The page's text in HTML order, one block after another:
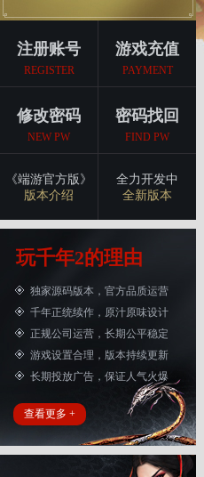
注册账号
REGISTER
游戏充值
PAYMENT
修改密码
NEW PW
密码找回
FIND PW
《端游官方版》
版本介绍
全力开发中
全新版本
玩千年2的理由
独家源码版本，官方品质运营
千年正统续作，原汁原味设计
正规公司运营，长期公平稳定
游戏设置合理，版本持续更新
长期投放广告，保证人气火爆
查看更多 +